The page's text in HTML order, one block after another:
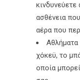
ασθένεια
αέρα που
χόκεϋ, το
οποία